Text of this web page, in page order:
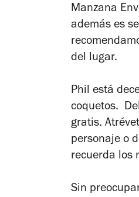
Manzana
además es
del lugar.
Phil está
coquetos.
gratis.
personaje o
recuerda los
Sin